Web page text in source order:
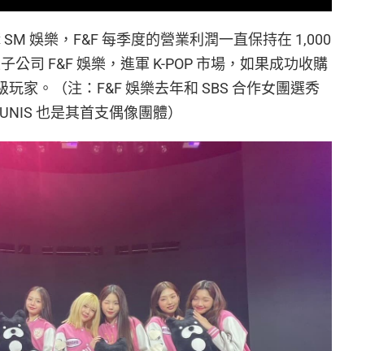
娛樂，F&F 每季度的營業利潤一直保持在 1,000
公司 F&F 娛樂，進軍 K-POP 市場，如果成功收購
家。（注：F&F 娛樂去年和 SBS 合作女團選秀
也是其首支偶像團體）